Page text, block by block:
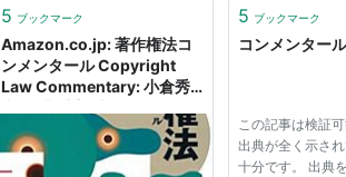
人（第3条～第32
意思能...
5 ブックマーク
Amazon.co.jp: 著作権法コ
ンメンタール Copyright
Law Commentary: 小倉秀
5 ブックマーク
コンメンター
この記事は検証
出典が全く示さ
十分です。 出典